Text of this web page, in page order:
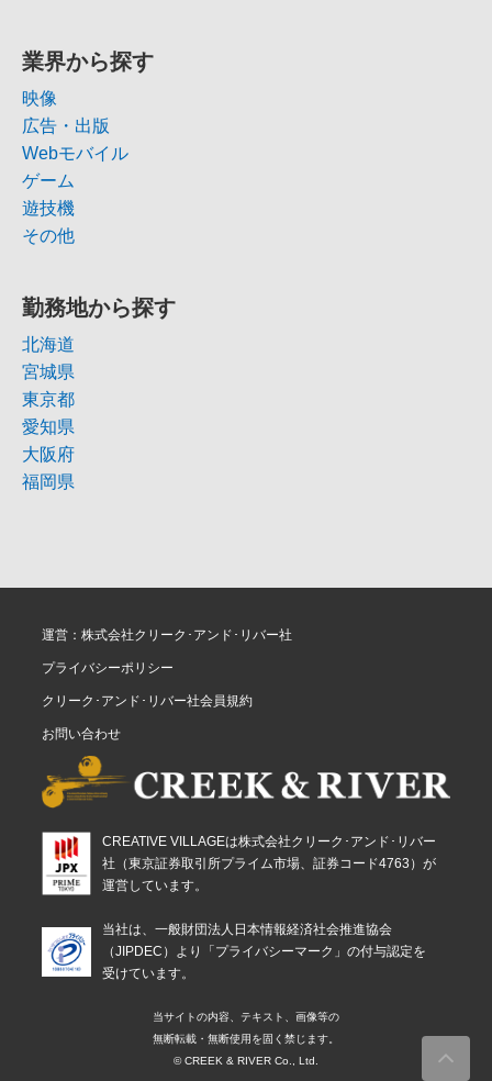
業界から探す
映像
広告・出版
Webモバイル
ゲーム
遊技機
その他
勤務地から探す
北海道
宮城県
東京都
愛知県
大阪府
福岡県
運営：株式会社クリーク･アンド･リバー社
プライバシーポリシー
クリーク･アンド･リバー社会員規約
お問い合わせ
CREATIVE VILLAGEは株式会社クリーク･アンド･リバー
社（東京証券取引所プライム市場、証券コード4763）が
運営しています。
当社は、一般財団法人日本情報経済社会推進協会
（JIPDEC）より「プライバシーマーク」の付与認定を
受けています。
当サイトの内容、テキスト、画像等の
無断転載・無断使用を固く禁じます。
© CREEK & RIVER Co., Ltd.